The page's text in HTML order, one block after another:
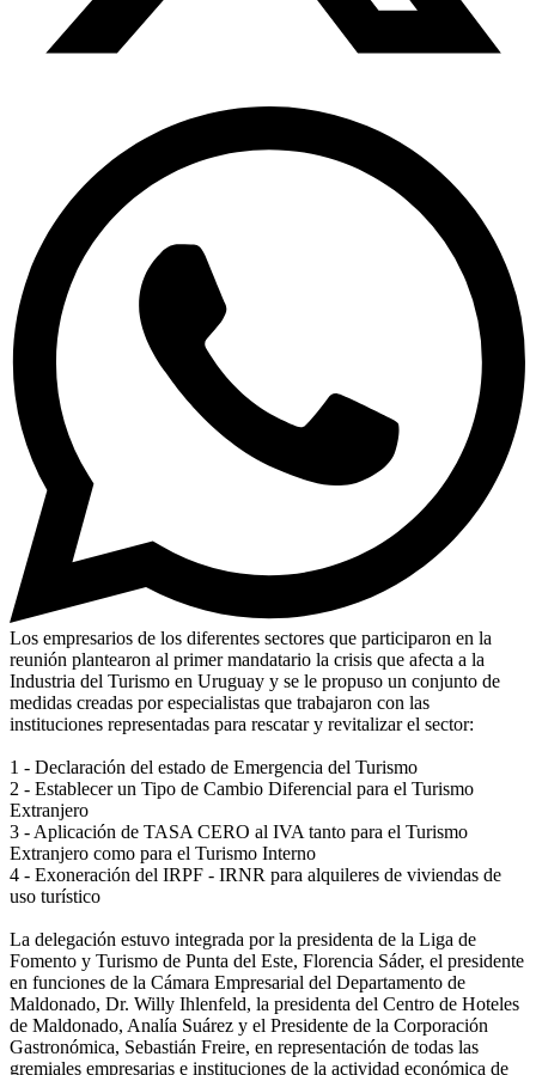
Los empresarios de los diferentes sectores que participaron en la
reunión plantearon al primer mandatario la crisis que afecta a la
Industria del Turismo en Uruguay y se le propuso un conjunto de
medidas creadas por especialistas que trabajaron con las
instituciones representadas para rescatar y revitalizar el sector:
1 - Declaración del estado de Emergencia del Turismo
2 - Establecer un Tipo de Cambio Diferencial para el Turismo
Extranjero
3 - Aplicación de TASA CERO al IVA tanto para el Turismo
Extranjero como para el Turismo Interno
4 - Exoneración del IRPF - IRNR para alquileres de viviendas de
uso turístico
La delegación estuvo integrada por la presidenta de la Liga de
Fomento y Turismo de Punta del Este, Florencia Sáder, el presidente
en funciones de la Cámara Empresarial del Departamento de
Maldonado, Dr. Willy Ihlenfeld, la presidenta del Centro de Hoteles
de Maldonado, Analía Suárez y el Presidente de la Corporación
Gastronómica, Sebastián Freire, en representación de todas las
gremiales empresarias e instituciones de la actividad económica de